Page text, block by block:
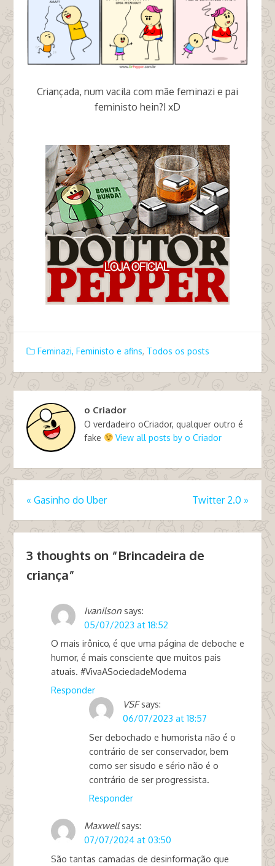
Criançada, num vacila com mãe feminazi e pai
feministo hein?! xD
Feminazi, Feministo e afins, Todos os posts
o Criador
O verdadeiro oCriador, qualquer outro é
fake
View all posts by o Criador
« Gasinho do Uber Twitter 2.0 »
3 thoughts on “Brincadeira de
criança”
Ivanilson says:
05/07/2023 at 18:52
O mais irônico, é que uma página de deboche e
humor, é mais consciente que muitos pais
atuais. #VivaASociedadeModerna
Responder
VSF says:
06/07/2023 at 18:57
Ser debochado e humorista não é o
contrário de ser conservador, bem
como ser sisudo e sério não é o
contrário de ser progressista.
Responder
Maxwell says:
07/07/2024 at 03:50
São tantas camadas de desinformação que